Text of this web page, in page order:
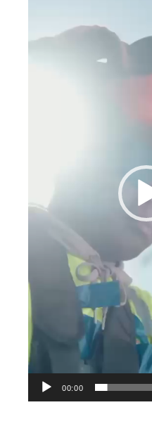
00:00